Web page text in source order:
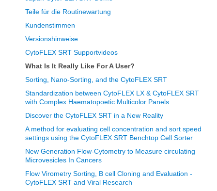
Teile für die Routinewartung
Kundenstimmen
Versionshinweise
CytoFLEX SRT Supportvideos
What Is It Really Like For A User?
Sorting, Nano-Sorting, and the CytoFLEX SRT
Standardization between CytoFLEX LX & CytoFLEX SRT
with Complex Haematopoetic Multicolor Panels
Discover the CytoFLEX SRT in a New Reality
A method for evaluating cell concentration and sort speed
settings using the CytoFLEX SRT Benchtop Cell Sorter
New Generation Flow-Cytometry to Measure circulating
Microvesicles In Cancers
Flow Virometry Sorting, B cell Cloning and Evaluation -
CytoFLEX SRT and Viral Research